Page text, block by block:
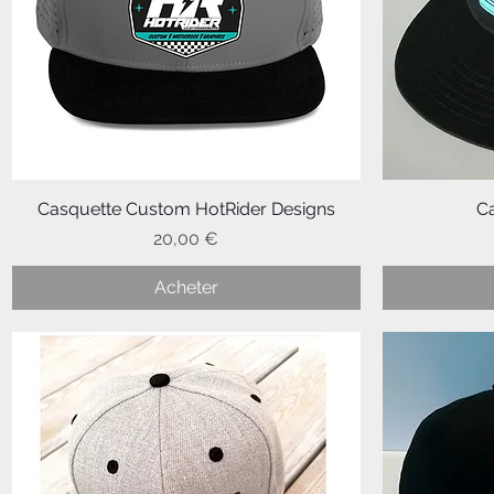
Aperçu rapide
Casquette Custom HotRider Designs
Prix
20,00 €
Acheter